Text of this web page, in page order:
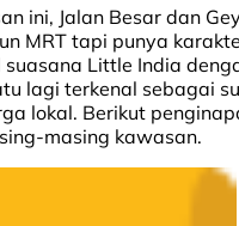
ini, Jalan Besar dan
MRT tapi punya
suasana Little India
lagi terkenal sebagai
lokal. Berikut
masing kawasan.